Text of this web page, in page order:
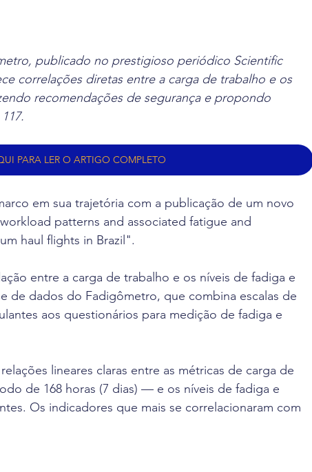
publicado no prestigioso periódico Scientific
correlações diretas entre a carga de trabalho e os
recomendações de segurança e propondo
PARA LER O ARTIGO COMPLETO
em sua trajetória com a publicação de um novo
patterns and associated fatigue and
haul flights in Brazil".
entre a carga de trabalho e os níveis de fadiga e
de dados do Fadigômetro, que combina escalas de
aos questionários para medição de fadiga e
lineares claras entre as métricas de carga de
de 168 horas (7 dias) — e os níveis de fadiga e
Os indicadores que mais se correlacionaram com